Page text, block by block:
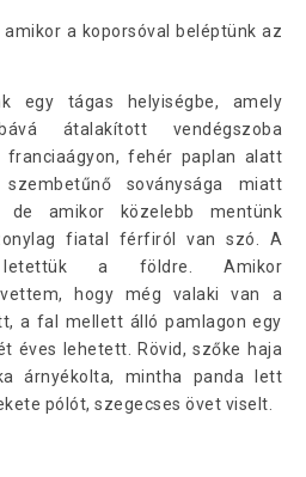
a koporsóval beléptünk az
egy tágas helyiségbe, amely
átalakított vendégszoba
franciaágyon, fehér paplan alatt
soványsága miatt
de amikor közelebb mentünk
fiatal férfiról van szó. A
letettük a földre. Amikor
hogy még valaki van a
a fal mellett álló pamlagon egy
éves lehetett. Rövid, szőke haja
árnyékolta, mintha panda lett
pólót, szegecses övet viselt.